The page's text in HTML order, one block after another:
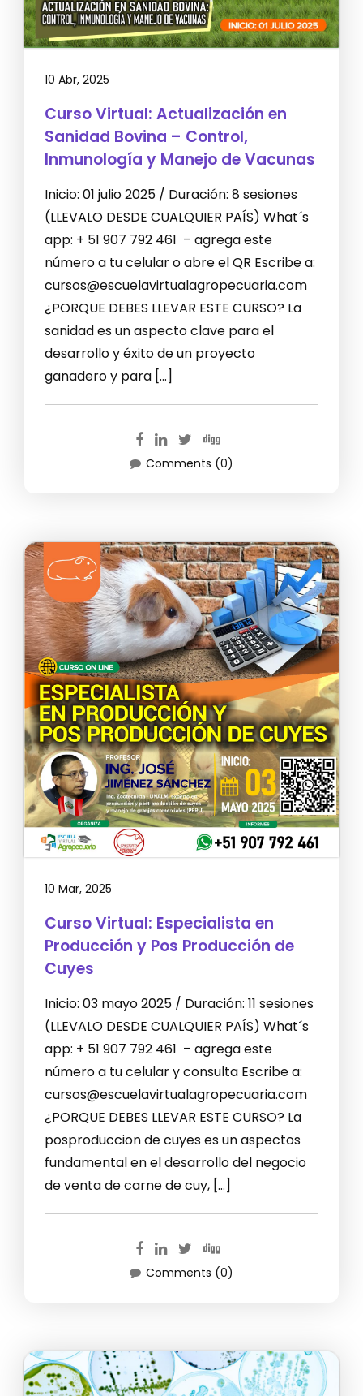
10 Abr, 2025
Curso Virtual: Actualización en
Sanidad Bovina – Control,
Inmunología y Manejo de Vacunas
Inicio: 01 julio 2025 / Duración: 8 sesiones
(LLEVALO DESDE CUALQUIER PAÍS) What´s
app: + 51 907 792 461 – agrega este
número a tu celular o abre el QR Escribe a:
cursos@escuelavirtualagropecuaria.com
¿PORQUE DEBES LLEVAR ESTE CURSO? La
sanidad es un aspecto clave para el
desarrollo y éxito de un proyecto
ganadero y para […]
Comments (0)
10 Mar, 2025
Curso Virtual: Especialista en
Producción y Pos Producción de
Cuyes
Inicio: 03 mayo 2025 / Duración: 11 sesiones
(LLEVALO DESDE CUALQUIER PAÍS) What´s
app: + 51 907 792 461 – agrega este
número a tu celular y consulta Escribe a:
cursos@escuelavirtualagropecuaria.com
¿PORQUE DEBES LLEVAR ESTE CURSO? La
posproduccion de cuyes es un aspectos
fundamental en el desarrollo del negocio
de venta de carne de cuy, […]
Comments (0)